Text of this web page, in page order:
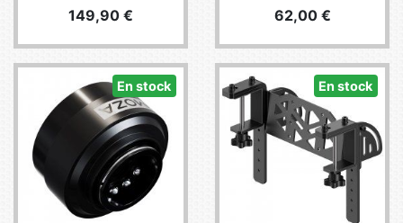
Prix
149,90 € Prix
62,00 €
En stock En stock